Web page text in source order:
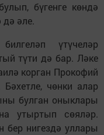
бүгенге көндә
әле.
үтүчеләр
түти дә бар. Ләке
корган Прокофий
чөнки алар
булган оныклары
утыртып сөяләр.
бер нигездә уллары